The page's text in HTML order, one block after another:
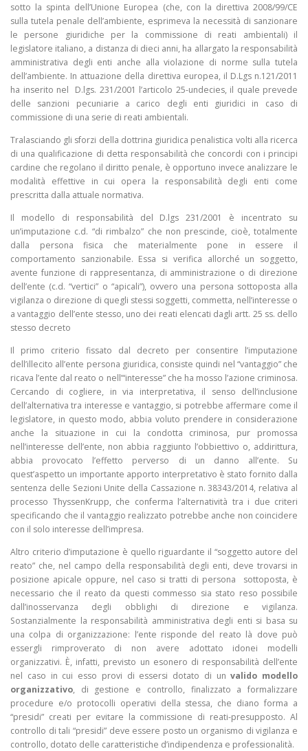
sotto la spinta dell’Unione Europea (che, con la direttiva 2008/99/CE
sulla tutela penale dell’ambiente, esprimeva la necessità di sanzionare
le persone giuridiche per la commissione di reati ambientali) il
legislatore italiano, a distanza di dieci anni, ha allargato la responsabilità
amministrativa degli enti anche alla violazione di norme sulla tutela
dell’ambiente. In attuazione della direttiva europea, il D.Lgs n.121/2011
ha inserito nel
D.lgs. 231/2001 l’articolo 25-undecies, il quale prevede
delle sanzioni pecuniarie a carico degli enti giuridici in caso di
commissione di una serie di reati ambientali.
Tralasciando gli sforzi della dottrina giuridica penalistica volti alla ricerca
di una qualificazione di detta responsabilità che concordi con i principi
cardine che regolano il diritto penale, è opportuno invece analizzare le
modalità effettive in cui opera la responsabilità degli enti come
prescritta dalla attuale normativa.
Il modello di responsabilità del D.lgs 231/2001 è incentrato su
un’imputazione c.d. “di rimbalzo” che non prescinde, cioè, totalmente
dalla persona fisica che materialmente pone in essere il
comportamento sanzionabile. Essa si verifica allorché un soggetto,
avente funzione di rappresentanza, di amministrazione o di direzione
dell’ente (c.d. “vertici” o “apicali”), ovvero una persona sottoposta alla
vigilanza o direzione di quegli stessi soggetti, commetta, nell’interesse o
a vantaggio dell’ente stesso, uno dei reati elencati dagli artt. 25 ss. dello
stesso decreto
Il primo criterio fissato dal decreto per consentire l’imputazione
dell’illecito all’ente persona giuridica, consiste quindi nel “vantaggio” che
ricava l’ente dal reato o nell’“interesse” che ha mosso l’azione criminosa.
Cercando di cogliere, in via interpretativa, il senso dell’inclusione
dell’alternativa tra interesse e vantaggio, si potrebbe affermare come il
legislatore, in questo modo, abbia voluto prendere in considerazione
anche la situazione in cui la condotta criminosa, pur promossa
nell’interesse dell’ente, non abbia raggiunto l’obbiettivo o, addirittura,
abbia provocato l’effetto perverso di un danno all’ente. Su
quest’aspetto un importante apporto interpretativo è stato fornito dalla
sentenza delle Sezioni Unite della Cassazione n. 38343/2014, relativa al
processo ThyssenKrupp, che conferma l’alternatività tra i due criteri
specificando che il vantaggio realizzato potrebbe anche non coincidere
con il solo interesse dell’impresa.
Altro criterio d’imputazione è quello riguardante il “soggetto autore del
reato” che, nel campo della responsabilità degli enti, deve trovarsi in
posizione apicale oppure, nel caso si tratti di persona
sottoposta, è
necessario che il reato da questi commesso sia stato reso possibile
dall’inosservanza degli obblighi di direzione e vigilanza.
Sostanzialmente la responsabilità amministrativa degli enti si basa su
una colpa di organizzazione: l’ente risponde del reato là dove può
essergli rimproverato di non avere adottato idonei modelli
organizzativi. È, infatti, previsto un esonero di responsabilità dell’ente
nel caso in cui esso provi di essersi dotato di unvalido modello
organizzativo, di gestione e controllo, finalizzato a formalizzare
procedure e/o protocolli operativi della stessa, che diano forma a
“presidi” creati per evitare la commissione di reati-presupposto. Al
controllo di tali “presidi” deve essere posto un organismo di vigilanza e
controllo, dotato delle caratteristiche d’indipendenza e professionalità.